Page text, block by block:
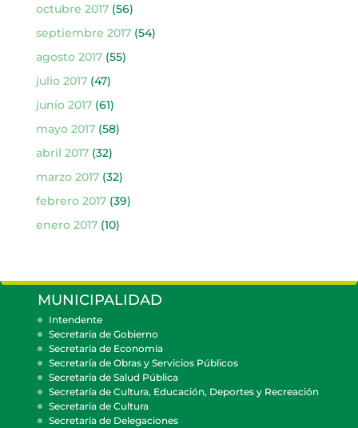
octubre 2017(56)
septiembre 2017(54)
agosto 2017(55)
julio 2017(47)
junio 2017(61)
mayo 2017(58)
abril 2017(32)
marzo 2017(32)
febrero 2017(39)
enero 2017(10)
MUNICIPALIDAD
Intendente
Secretaría de Gobierno
Secretaría de Economía
Secretaría de Obras y Servicios Públicos
Secretaría de Salud Pública
Secretaría de Cultura, Educación, Deportes y Recreación
Secretaría de Cultura
Secretaría de Delegaciones